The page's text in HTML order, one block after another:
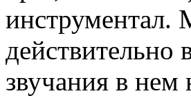
инструментал.
действительно
звучания в нем